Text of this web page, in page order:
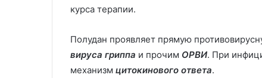
курса терапии.
Полудан проявляет прямую
вируса гриппа и прочим ОРВИ. При
механизм цитокинового ответа.